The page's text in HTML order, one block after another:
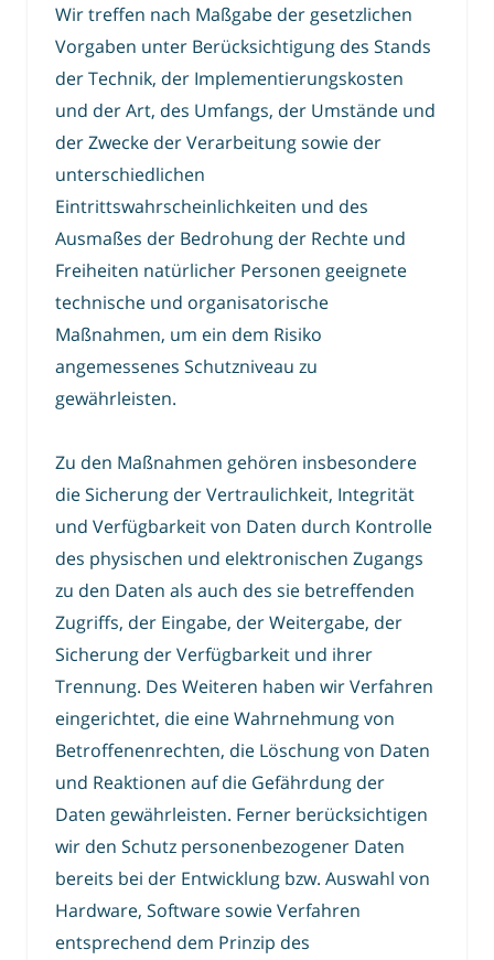
Wir treffen nach Maßgabe der gesetzlichen
Vorgaben unter Berücksichtigung des Stands
der Technik, der Implementierungskosten
und der Art, des Umfangs, der Umstände und
der Zwecke der Verarbeitung sowie der
unterschiedlichen
Eintrittswahrscheinlichkeiten und des
Ausmaßes der Bedrohung der Rechte und
Freiheiten natürlicher Personen geeignete
technische und organisatorische
Maßnahmen, um ein dem Risiko
angemessenes Schutzniveau zu
gewährleisten.
Zu den Maßnahmen gehören insbesondere
die Sicherung der Vertraulichkeit, Integrität
und Verfügbarkeit von Daten durch Kontrolle
des physischen und elektronischen Zugangs
zu den Daten als auch des sie betreffenden
Zugriffs, der Eingabe, der Weitergabe, der
Sicherung der Verfügbarkeit und ihrer
Trennung. Des Weiteren haben wir Verfahren
eingerichtet, die eine Wahrnehmung von
Betroffenenrechten, die Löschung von Daten
und Reaktionen auf die Gefährdung der
Daten gewährleisten. Ferner berücksichtigen
wir den Schutz personenbezogener Daten
bereits bei der Entwicklung bzw. Auswahl von
Hardware, Software sowie Verfahren
entsprechend dem Prinzip des